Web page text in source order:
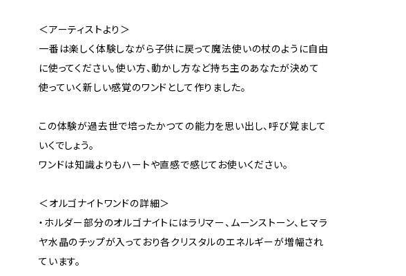
＜アーティストより＞
一番は楽しく体験しながら子供に戻って魔法使いの杖のように自由
に使ってください。使い方、動かし方など持ち主のあなたが決めて
使っていく新しい感覚のワンドとして作りました。
この体験が過去世で培ったかつての能力を思い出し、呼び覚まして
いくでしょう。
ワンドは知識よりもハートや直感で感じてお使いください。
＜オルゴナイトワンドの詳細＞
・ホルダー部分のオルゴナイトにはラリマー、ムーンストーン、ヒマラ
ヤ水晶のチップが入っており各クリスタルのエネルギーが増幅され
ています。